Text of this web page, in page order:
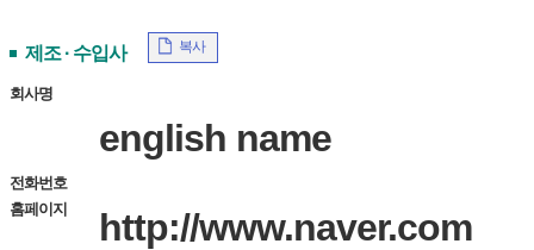
제조 · 수입사 복사
회사명
english name
전화번호
홈페이지
http://www.naver.com